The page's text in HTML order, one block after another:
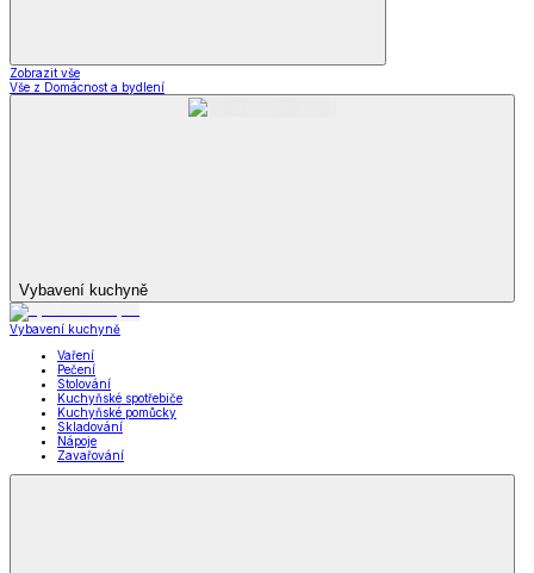
Zobrazit vše
Vše z Domácnost a bydlení
Vybavení kuchyně
Vybavení kuchyně
Vaření
Pečení
Stolování
Kuchyňské spotřebiče
Kuchyňské pomůcky
Skladování
Nápoje
Zavařování